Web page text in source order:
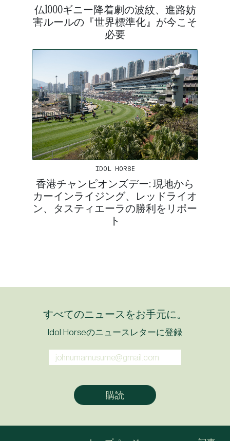
仏1000ギニー降着劇の波紋、進路妨
害ルールの『世界標準化』が今こそ
必要
IDOL HORSE
香港チャンピオンズデー: 現地から
カーインライジング、レッドライオ
ン、タスティエーラの勝利をリポー
ト
すべてのニュースをお手元に。
Idol Horseのニュースレターに登録